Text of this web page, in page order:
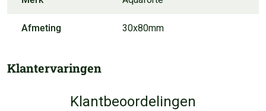
Afmeting 30x80mm
Klantervaringen
Klantbeoordelingen